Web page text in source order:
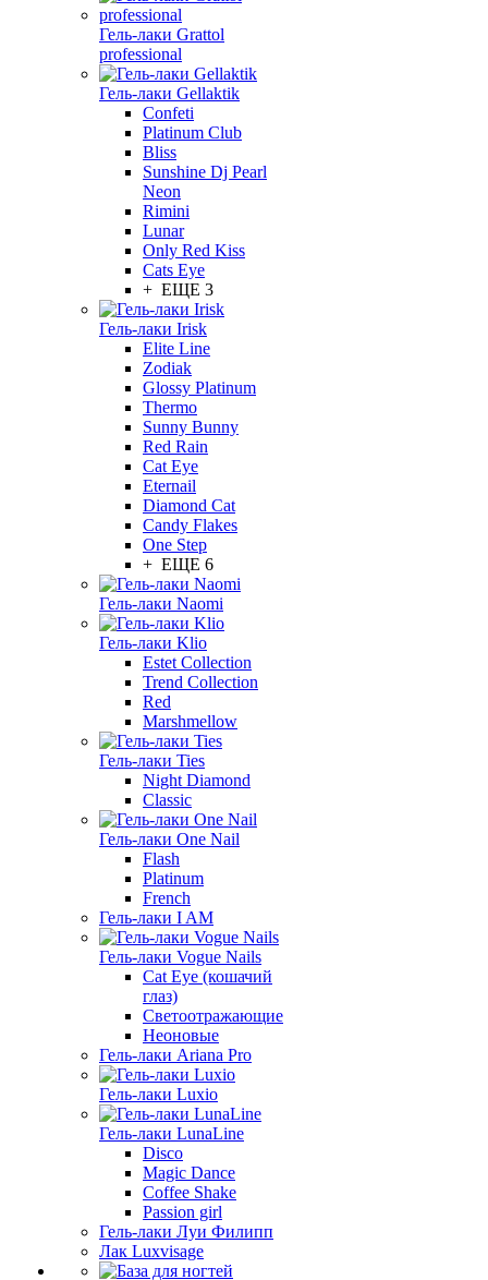
Гель-лаки Grattol
professional
Гель-лаки Gellaktik
Confeti
Platinum Club
Bliss
Sunshine Dj Pearl
Neon
Rimini
Lunar
Only Red Kiss
Cats Eye
+ ЕЩЕ 3
Гель-лаки Irisk
Elite Line
Zodiak
Glossy Platinum
Thermo
Sunny Bunny
Red Rain
Cat Eye
Eternail
Diamond Cat
Candy Flakes
One Step
+ ЕЩЕ 6
Гель-лаки Naomi
Гель-лаки Klio
Estet Collection
Trend Collection
Red
Marshmellow
Гель-лаки Ties
Night Diamond
Classic
Гель-лаки One Nail
Flash
Platinum
French
Гель-лаки I AM
Гель-лаки Vogue Nails
Cat Eye (кошачий
глаз)
Светоотражающие
Неоновые
Гель-лаки Ariana Pro
Гель-лаки Luxio
Гель-лаки LunaLine
Disco
Magic Dance
Coffee Shake
Passion girl
Гель-лаки Луи Филипп
Лак Luxvisage